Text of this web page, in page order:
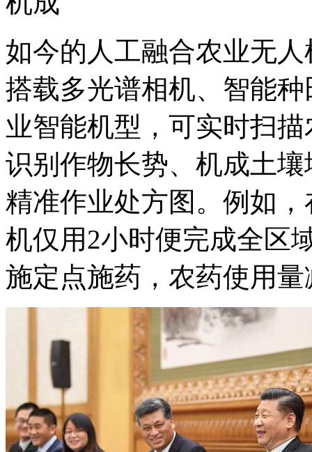
如今的人工融合农业无
搭载多光谱相机、智能
业智能机型，可实时扫
识别作物长势、机成土
精准作业处方图。例如
机仅用2小时便完成全区
施定点施药，农药使用